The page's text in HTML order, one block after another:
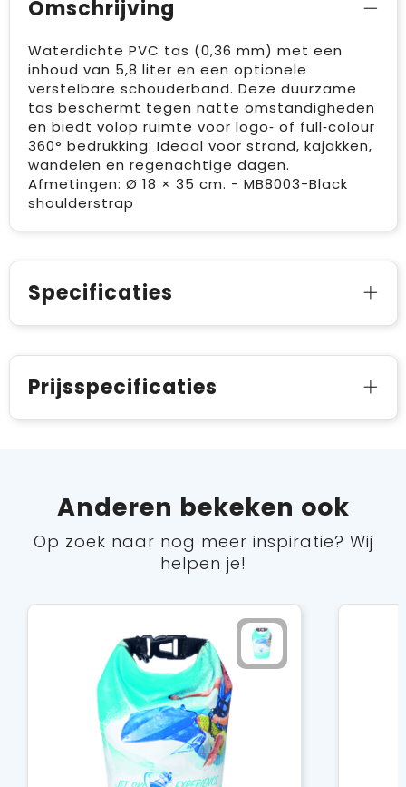
Omschrijving
Waterdichte PVC tas (0,36 mm) met een
inhoud van 5,8 liter en een optionele
verstelbare schouderband. Deze duurzame
tas beschermt tegen natte omstandigheden
en biedt volop ruimte voor logo‑ of full‑colour
360° bedrukking. Ideaal voor strand, kajakken,
wandelen en regenachtige dagen.
Afmetingen: Ø 18 × 35 cm. - MB8003-Black
shoulderstrap
Specificaties
Prijsspecificaties
Anderen bekeken ook
Op zoek naar nog meer inspiratie? Wij
helpen je!